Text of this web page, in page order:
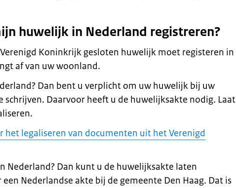
huwelijk in Nederland registreren?
Koninkrijk gesloten huwelijk moet registeren in
af van uw woonland.
Dan bent u verplicht om uw huwelijk bij uw
schrijven. Daarvoor heeft u de huwelijksakte nodig. Laat
het legaliseren van documenten uit het Verenigd
Nederland? Dan kunt u de huwelijksakte laten
Nederlandse akte bij de gemeente Den Haag. Dat is